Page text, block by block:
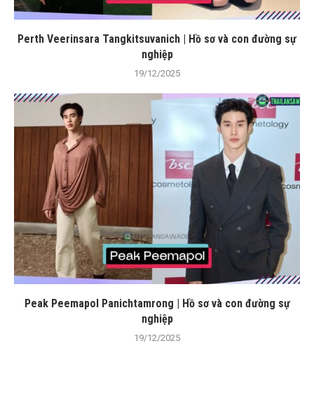
Perth Veerinsara Tangkitsuvanich | Hồ sơ và con đường sự
nghiệp
19/12/2025
Peak Peemapol Panichtamrong | Hồ sơ và con đường sự
nghiệp
19/12/2025